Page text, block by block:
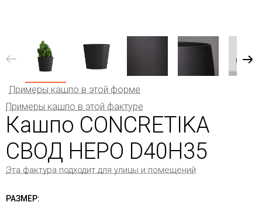
Примеры кашпо в этой форме
Примеры кашпо в этой фактуре
Кашпо CONCRETIKA
СВОД НЕРО D40H35
Эта фактура подходит для улицы и помещений
РАЗМЕР: